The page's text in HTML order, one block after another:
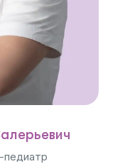
педиатр